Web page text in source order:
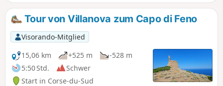
Tour von Villanova zum Capo di Feno
Visorando-Mitglied
15,06 km
+525 m
-528 m
5:50 Std.
Schwer
Start in Corse-du-Sud